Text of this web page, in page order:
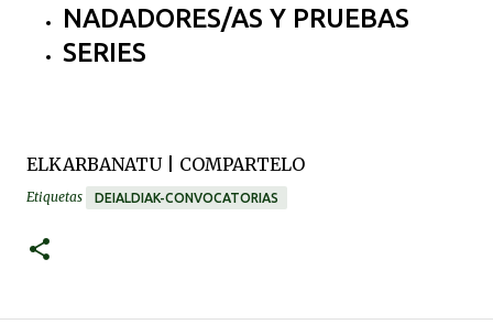
NADADORES/AS Y PRUEBAS
SERIES
ELKARBANATU | COMPARTELO
Etiquetas DEIALDIAK-CONVOCATORIAS